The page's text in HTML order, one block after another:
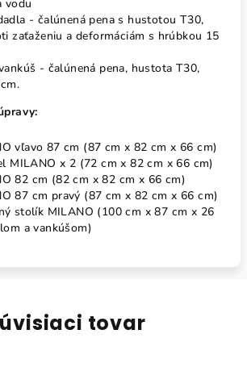
vodu
- čalúnená pena s hustotou T30,
zaťaženiu a deformáciám s hrúbkou 15
- čalúnená pena, hustota T30,
vľavo 87 cm (87 cm x 82 cm x 66 cm)
MILANO x 2 (72 cm x 82 cm x 66 cm)
82 cm (82 cm x 82 cm x 66 cm)
87 cm pravý (87 cm x 82 cm x 66 cm)
stolík MILANO (100 cm x 87 cm x 26
a vankúšom)
tovar